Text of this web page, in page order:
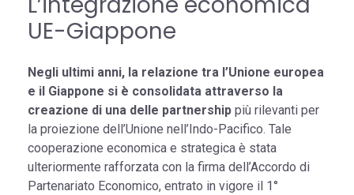
UE-Giappone
Negli ultimi anni, la relazione tra l’Unione europea
e il Giappone si è consolidata attraverso la
creazione di una delle partnership più rilevanti per
la proiezione dell’Unione nell’Indo-Pacifico. Tale
cooperazione economica e strategica è stata
ulteriormente rafforzata con la firma dell’Accordo di
Partenariato Economico, entrato in vigore il 1°